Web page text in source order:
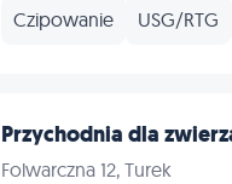
Czipowanie USG/RTG
Przychodnia dla
Folwarczna 12, Turek